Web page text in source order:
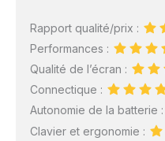
Rapport qualité/prix :
Performances :
Qualité de l’écran :
Connectique :
Autonomie de la batterie :
Clavier et ergonomie :